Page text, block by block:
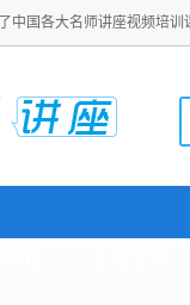
中国各大名师讲座视频培